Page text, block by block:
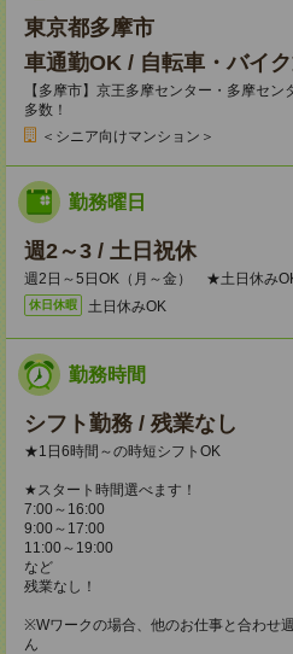
東京都多摩市
車通勤OK / 自転車・バイ
【多摩市】京王多摩センター・多摩セ
多数！
＜シニア向けマンション＞
勤務曜日
週2～3 / 土日祝休
週2日～5日OK（月～金） ★土日休み
休日休暇 土日休みOK
勤務時間
シフト勤務 / 残業なし
★1日6時間～の時短シフトOK
★スタート時間選べます！
7:00～16:00
9:00～17:00
11:00～19:00
など
残業なし！
※Wワークの場合、他のお仕事と合わせ
ん